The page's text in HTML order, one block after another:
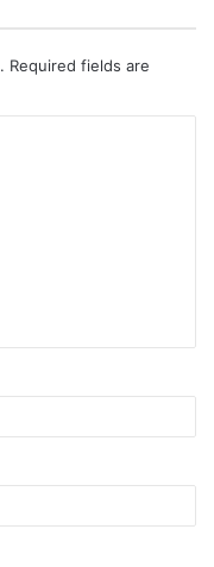
Required fields are